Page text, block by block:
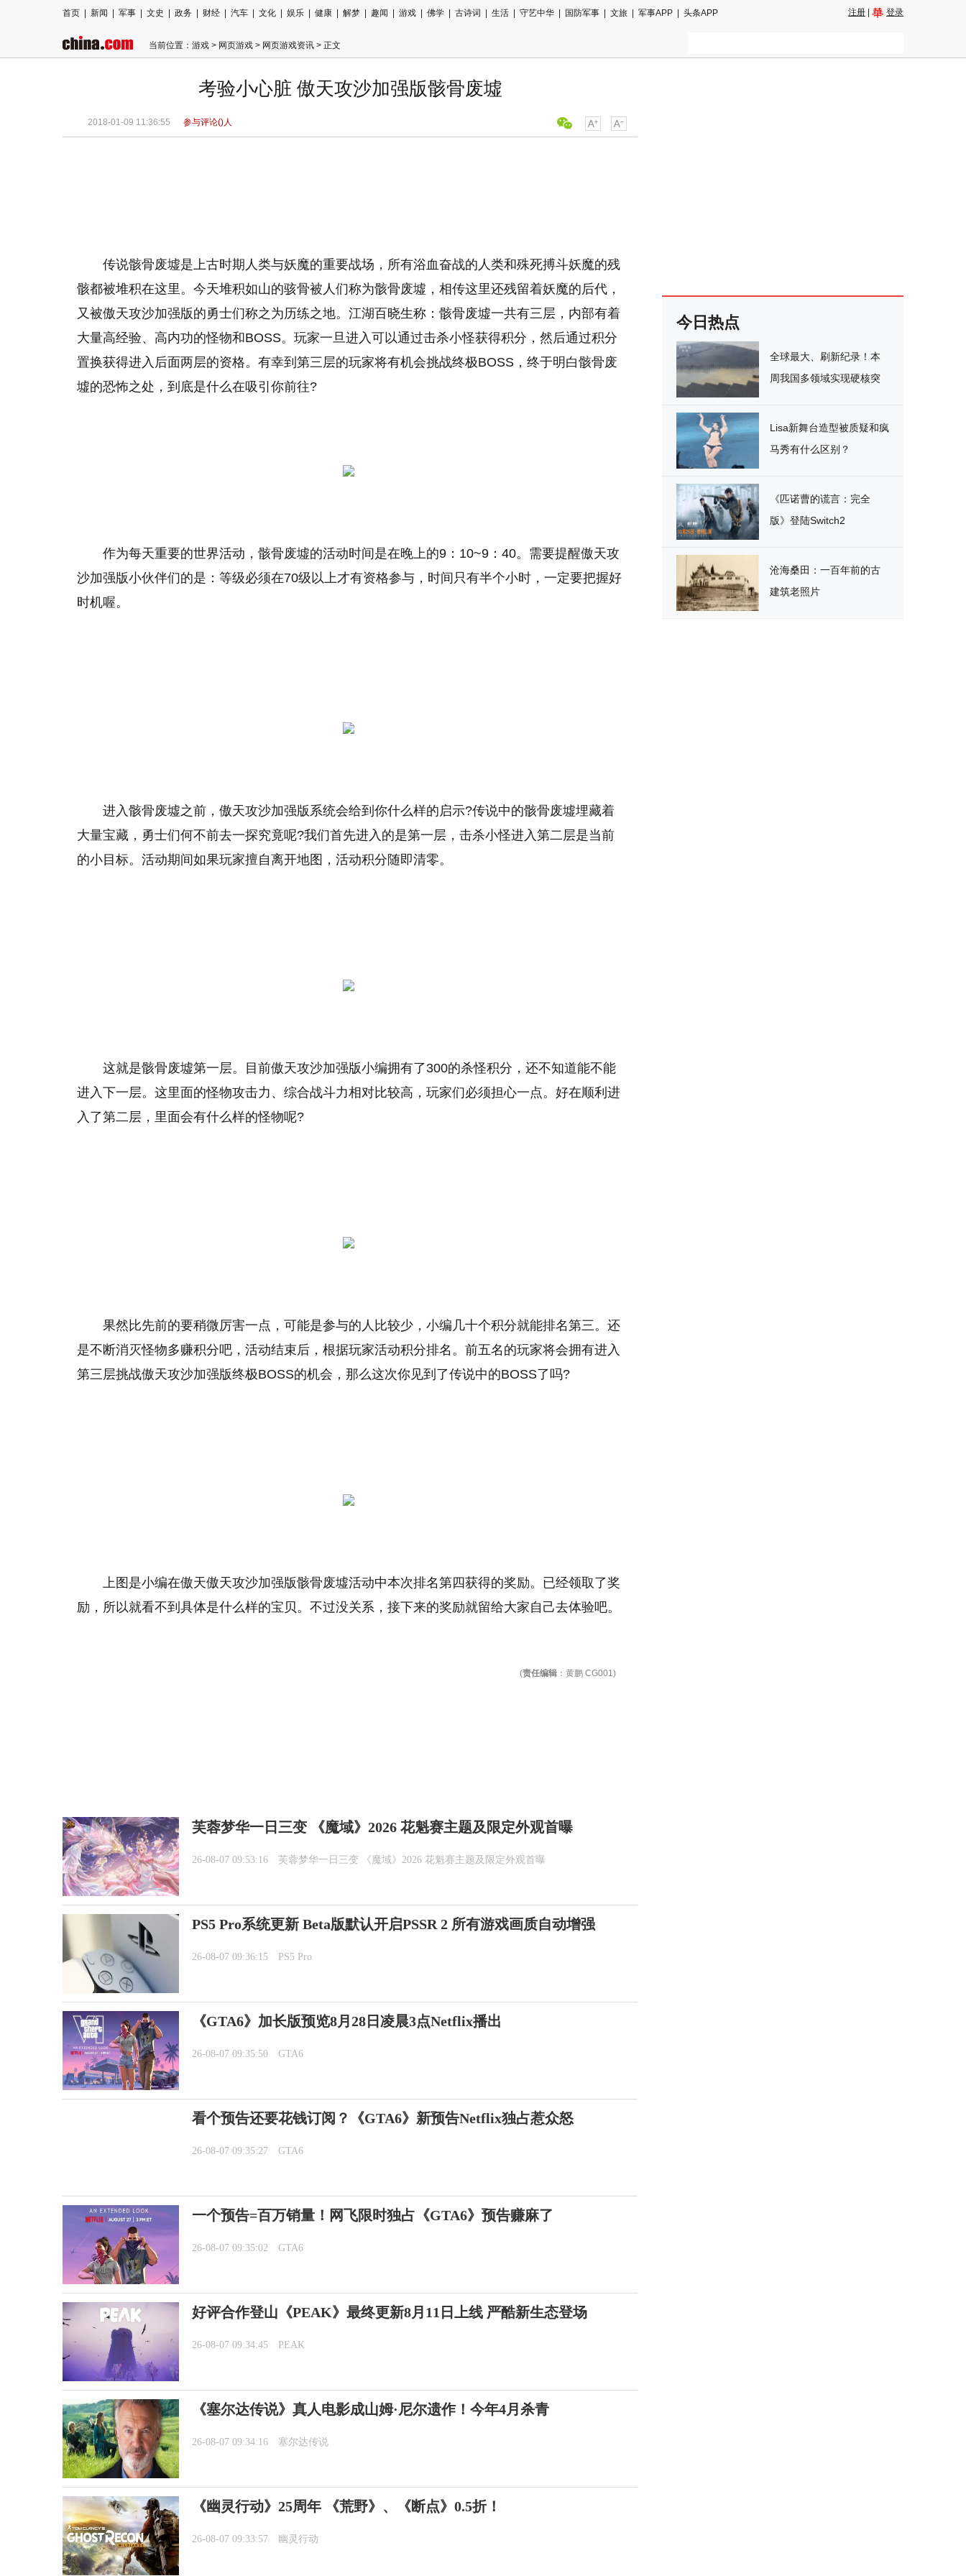
首页 新闻 军事 文史 政务 财经 汽车 文化 娱乐 健康 解梦 趣闻 游戏 佛学 古诗词 生活 守艺中华 国防军事 文旅 军事APP 头条APP 注册 登录
当前位置： 游戏 > 网页游戏 > 网页游戏资讯 > 正文
考验小心脏 傲天攻沙加强版骸骨废墟
2018-01-09 11:36:55 参与评论()人
传说骸骨废墟是上古时期人类与妖魔的重要战场，所有浴血奋战的人类和殊死搏斗妖魔的残
骸都被堆积在这里。今天堆积如山的骇骨被人们称为骸骨废墟，相传这里还残留着妖魔的后代，
又被傲天攻沙加强版的勇士们称之为历练之地。江湖百晓生称：骸骨废墟一共有三层，内部有着
大量高经验、高内功的怪物和BOSS。玩家一旦进入可以通过击杀小怪获得积分，然后通过积分
置换获得进入后面两层的资格。有幸到第三层的玩家将有机会挑战终极BOSS，终于明白骸骨废
墟的恐怖之处，到底是什么在吸引你前往?
作为每天重要的世界活动，骸骨废墟的活动时间是在晚上的9：10~9：40。需要提醒傲天攻
沙加强版小伙伴们的是：等级必须在70级以上才有资格参与，时间只有半个小时，一定要把握好
时机喔。
进入骸骨废墟之前，傲天攻沙加强版系统会给到你什么样的启示?传说中的骸骨废墟埋藏着
大量宝藏，勇士们何不前去一探究竟呢?我们首先进入的是第一层，击杀小怪进入第二层是当前
的小目标。活动期间如果玩家擅自离开地图，活动积分随即清零。
这就是骸骨废墟第一层。目前傲天攻沙加强版小编拥有了300的杀怪积分，还不知道能不能
进入下一层。这里面的怪物攻击力、综合战斗力相对比较高，玩家们必须担心一点。好在顺利进
入了第二层，里面会有什么样的怪物呢?
果然比先前的要稍微厉害一点，可能是参与的人比较少，小编几十个积分就能排名第三。还
是不断消灭怪物多赚积分吧，活动结束后，根据玩家活动积分排名。前五名的玩家将会拥有进入
第三层挑战傲天攻沙加强版终极BOSS的机会，那么这次你见到了传说中的BOSS了吗?
上图是小编在傲天傲天攻沙加强版骸骨废墟活动中本次排名第四获得的奖励。已经领取了奖
励，所以就看不到具体是什么样的宝贝。不过没关系，接下来的奖励就留给大家自己去体验吧。
(责任编辑 ：黄鹏 CG001)
芙蓉梦华一日三变 《魔域》2026 花魁赛主题及限定外观首曝
26-08-07 09:53:16 芙蓉梦华一日三变 《魔域》2026 花魁赛主题及限定外观首曝
PS5 Pro系统更新 Beta版默认开启PSSR 2 所有游戏画质自动增强
26-08-07 09:36:15 PS5 Pro
《GTA6》加长版预览8月28日凌晨3点Netflix播出
26-08-07 09:35:50 GTA6
看个预告还要花钱订阅？《GTA6》新预告Netflix独占惹众怒
26-08-07 09:35:27 GTA6
一个预告=百万销量！网飞限时独占《GTA6》预告赚麻了
26-08-07 09:35:02 GTA6
好评合作登山《PEAK》最终更新8月11日上线 严酷新生态登场
26-08-07 09:34:45 PEAK
《塞尔达传说》真人电影成山姆·尼尔遗作！今年4月杀青
26-08-07 09:34:16 塞尔达传说
《幽灵行动》25周年 《荒野》、《断点》0.5折！
26-08-07 09:33:57 幽灵行动
今日热点
全球最大、刷新纪录！本
周我国多领域实现硬核突
Lisa新舞台造型被质疑和疯
马秀有什么区别？
《匹诺曹的谎言：完全
版》登陆Switch2
沧海桑田：一百年前的古
建筑老照片